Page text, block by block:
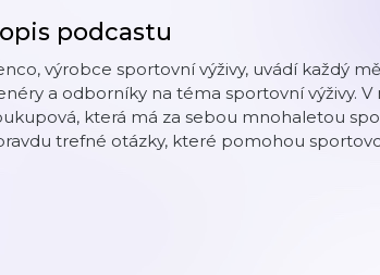
podcastu
výrobce sportovní výživy, uvádí každý
a odborníky na téma sportovní výživy.
která má za sebou mnohaletou
trefné otázky, které pomohou